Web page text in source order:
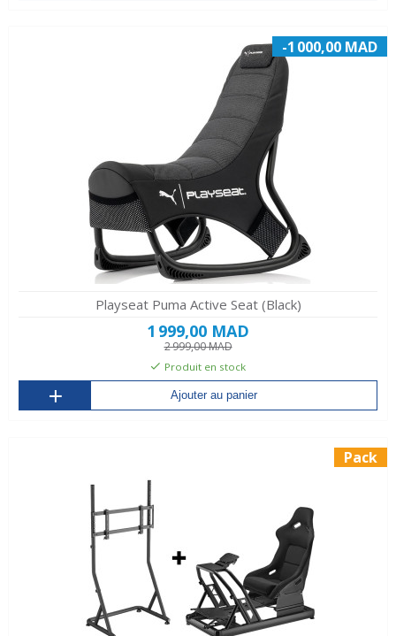
-1 000,00 MAD
Playseat Puma Active Seat (Black)
1 999,00 MAD
2 999,00 MAD
Produit en stock
Ajouter au panier
Pack